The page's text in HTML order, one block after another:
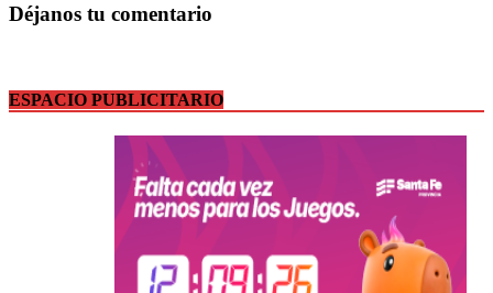
Déjanos tu comentario
ESPACIO PUBLICITARIO